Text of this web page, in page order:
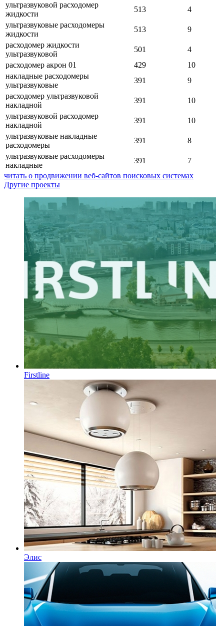
ультразвуковой расходомер
жидкости
513
4
ультразвуковые расходомеры
жидкости
513
9
расходомер жидкости
ультразвуковой
501
4
расходомер акрон 01
429
10
накладные расходомеры
ультразвуковые
391
9
расходомер ультразвуковой
накладной
391
10
ультразвуковой расходомер
накладной
391
10
ультразвуковые накладные
расходомеры
391
8
ультразвуковые расходомеры
накладные
391
7
читать о продвижении веб-сайтов поисковых системах
Другие проекты
Firstline
Элис